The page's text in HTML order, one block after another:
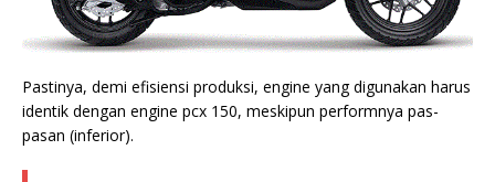
Pastinya, demi efisiensi produksi, engine yang digunakan harus
identik dengan engine pcx 150, meskipun performnya pas-
pasan (inferior).